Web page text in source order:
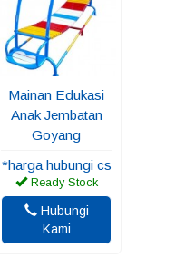
Mainan Edukasi
Anak Jembatan
Goyang
*harga hubungi cs
Ready Stock
Hubungi
Kami